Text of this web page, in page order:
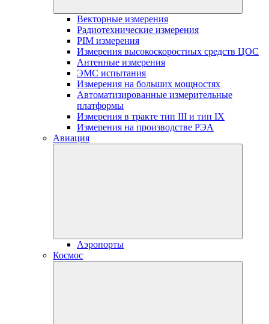
Векторные измерения
Радиотехнические измерения
PIM измерения
Измерения высокоскоростных средств ЦОС
Антенные измерения
ЭМС испытания
Измерения на больших мощностях
Автоматизированные измерительные
платформы
Измерения в тракте тип III и тип IX
Измерения на производстве РЭА
Авиация
Аэропорты
Космос